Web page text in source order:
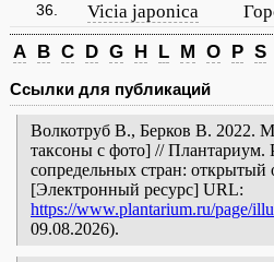
36. Vicia japonica
A B C D G H L M O P S
Ссылки для публикаций
Волкотруб В., Берков В. 2022.
таксоны с фото] //
сопредельных стран: открытый
[Электронный ресурс] URL:
https://www.plantarium.ru/page/
09.08.2026).